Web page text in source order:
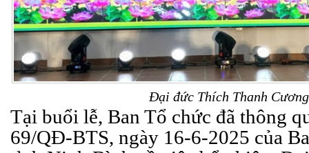
Đại đức Thích Thanh
Tại buổi lễ, Ban Tổ chức đã thông
69/QĐ-BTS, ngày 16-6-2025 của